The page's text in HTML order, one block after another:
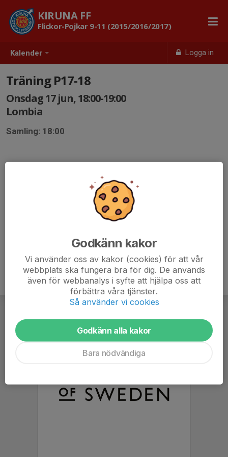
Kalender Logga in
KIRUNA FF
Flickor-Pojkar 9-11 (2015/2016/2017)
Träning P17-18
Onsdag 17 jun, 18:00-19:00
Lombia
Samling: 18:00
Godkänn kakor
Vi använder oss av kakor (cookies) för att vår
webbplats ska fungera bra för dig. De används
även för webbanalys i syfte att hjälpa oss att
förbättra våra tjänster.
Så använder vi cookies
Godkänn alla kakor
Bara nödvändiga